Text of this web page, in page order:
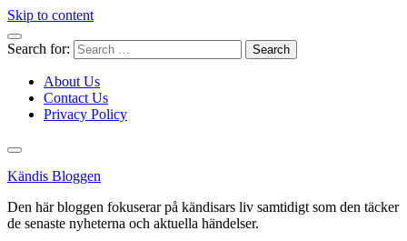
Skip to content
Search for:
About Us
Contact Us
Privacy Policy
Kändis Bloggen
Den här bloggen fokuserar på kändisars liv samtidigt som den täcker
de senaste nyheterna och aktuella händelser.